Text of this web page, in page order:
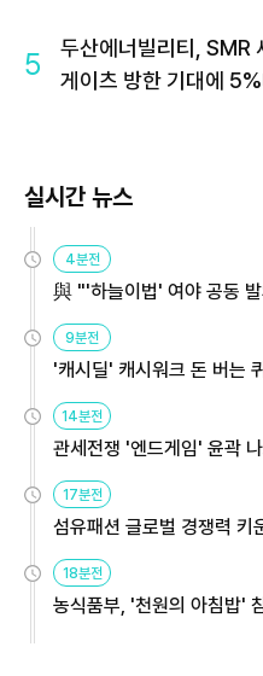
5
두산에너빌리티, SMR
게이츠 방한 기대에 5%
실시간 뉴스
4분전
與 "'하늘이법' 여야 공동
9분전
'캐시딜' 캐시워크 돈 버는
14분전
관세전쟁 '엔드게임' 윤곽
용해야
17분전
섬유패션 글로벌 경쟁력
원
18분전
농식품부, '천원의 아침밥'